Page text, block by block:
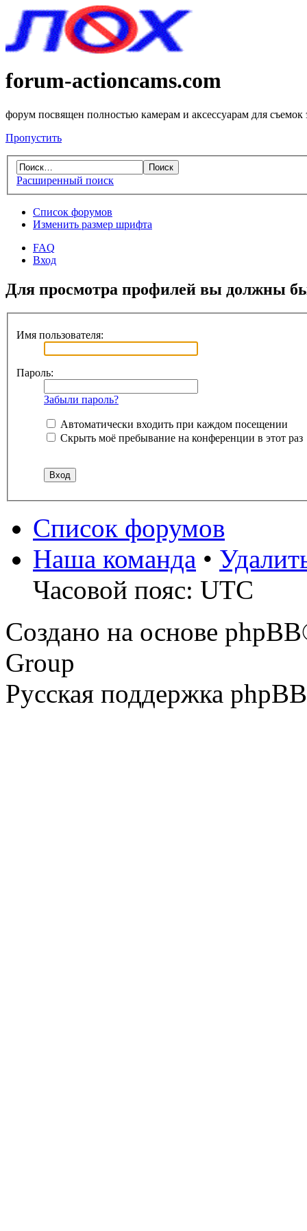
forum-actioncams.com
форум посвящен полностью камерам и аксессуарам для съемок
Пропустить
Расширенный поиск
Список форумов
Изменить размер шрифта
FAQ
Вход
Для просмотра профилей вы должны
Имя пользователя:
Пароль:
Забыли пароль?
Автоматически входить при каждом посещении
Скрыть моё пребывание на конференции в этот раз
Список форумов
Наша команда •
Часовой пояс: UTC
Создано на основе
Group
Русская поддержка phpBB